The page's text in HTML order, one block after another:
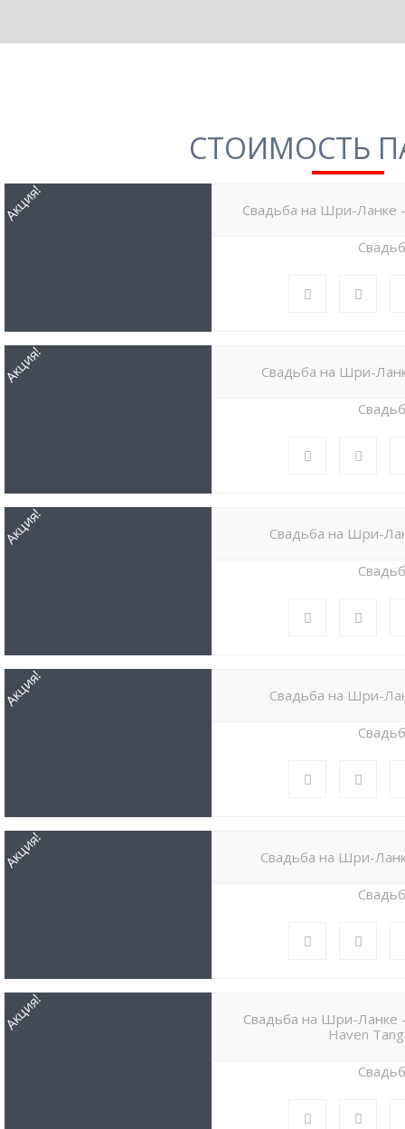
СТОИМОСТЬ
Акция! Свадьба на Шри-Ланке
Акция! Свадьба на Шри-
Акция! Свадьба на Шри-
Акция! Свадьба на Шри-
Акция! Свадьба на Шри-
Акция!
Свадьба на Шри-Ланке
Haven